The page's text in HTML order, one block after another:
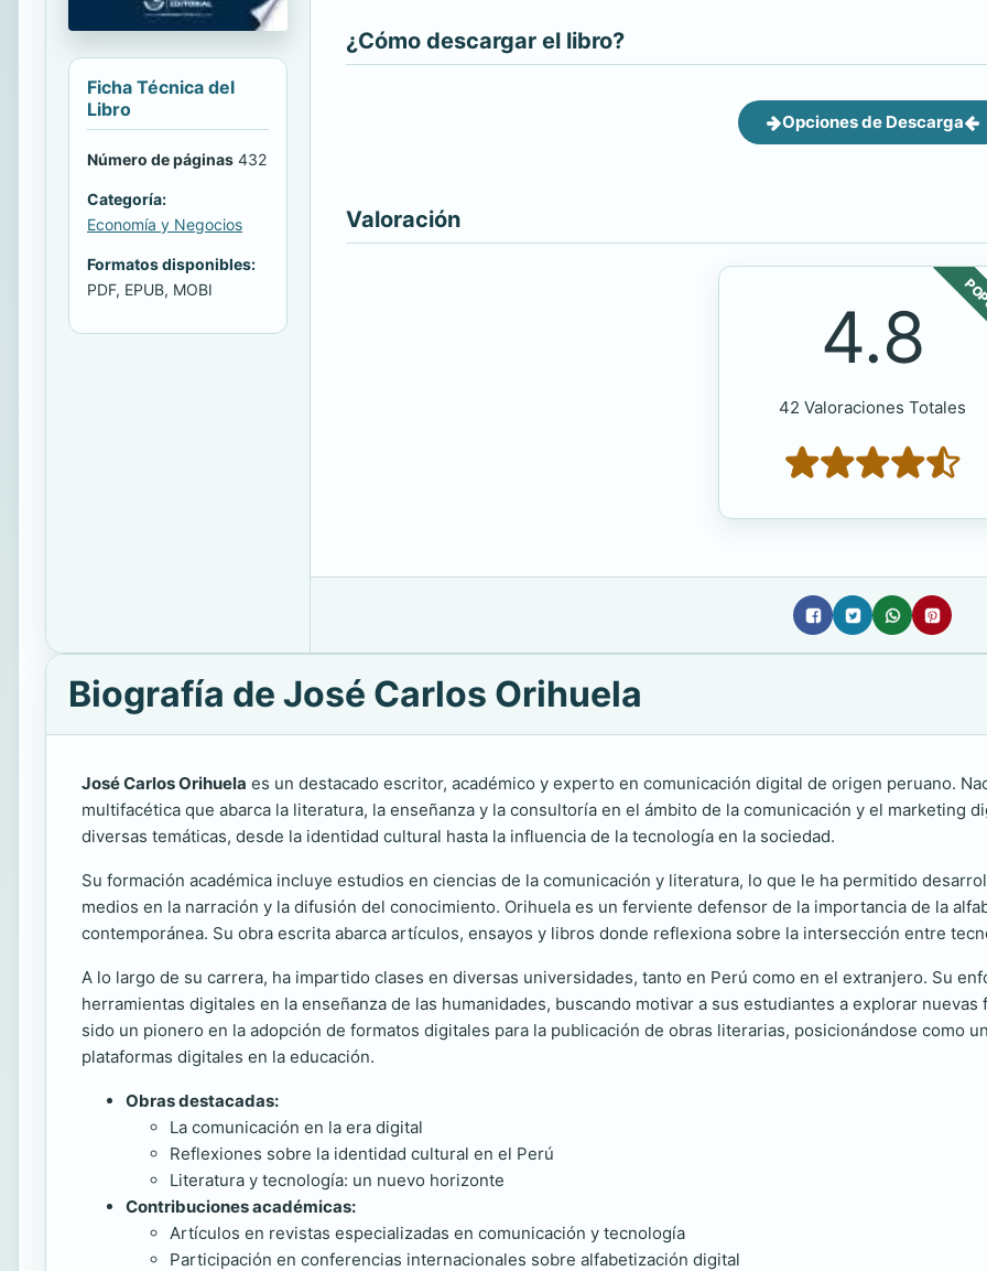
Ficha Técnica del
Libro
Número de páginas 432
Categoría:
Economía y Negocios
Formatos disponibles:
PDF, EPUB, MOBI
¿Cómo descargar el libro?
Opciones de Descarga
Valoración
4.8
42 Valoraciones Totales
Biografía de José Carlos Orihuela
José Carlos Orihuela es un destacado escritor, académico y experto en comunicación digital de origen peruano.
multifacética que abarca la literatura, la enseñanza y la consultoría en el ámbito de la comunicación y el marketing
diversas temáticas, desde la identidad cultural hasta la influencia de la tecnología en la sociedad.
Su formación académica incluye estudios en ciencias de la comunicación y literatura, lo que le ha permitido
medios en la narración y la difusión del conocimiento. Orihuela es un ferviente defensor de la importancia de la
contemporánea. Su obra escrita abarca artículos, ensayos y libros donde reflexiona sobre la intersección entre
A lo largo de su carrera, ha impartido clases en diversas universidades, tanto en Perú como en el extranjero. Su
herramientas digitales en la enseñanza de las humanidades, buscando motivar a sus estudiantes a explorar
sido un pionero en la adopción de formatos digitales para la publicación de obras literarias, posicionándose como
plataformas digitales en la educación.
Obras destacadas:
La comunicación en la era digital
Reflexiones sobre la identidad cultural en el Perú
Literatura y tecnología: un nuevo horizonte
Contribuciones académicas:
Artículos en revistas especializadas en comunicación y tecnología
Participación en conferencias internacionales sobre alfabetización digital